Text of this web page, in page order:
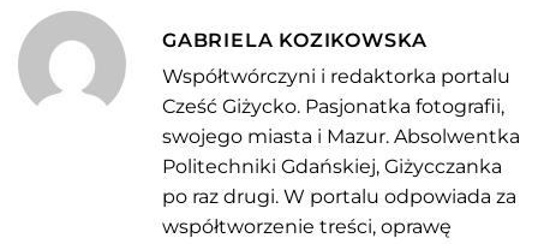
GABRIELA KOZIKOWSKA
Współtwórczyni i redaktorka portalu
Cześć Giżycko. Pasjonatka fotografii,
swojego miasta i Mazur. Absolwentka
Politechniki Gdańskiej, Giżycczanka
po raz drugi. W portalu odpowiada za
współtworzenie treści, oprawę